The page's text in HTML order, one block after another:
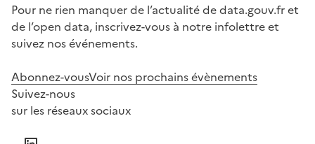
Pour ne rien manquer de l’actualité de data.gouv.fr et
de l’open data, inscrivez-vous à notre infolettre et
suivez nos événements.
Abonnez-vousVoir nos prochains évènements
Suivez-nous
sur les réseaux sociaux